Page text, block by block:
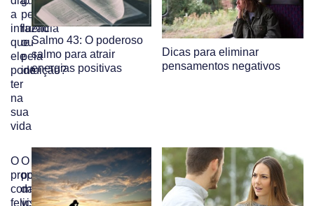
a
influência
que
ele
pode
ter
na
sua
vida
pela
razão
ou
pela
intuição?
Salmo 43: O poderoso
salmo para atrair
energias positivas
Dicas para eliminar
pensamentos negativos
O
propósito
como
felicidade
O
poder
da
visualização